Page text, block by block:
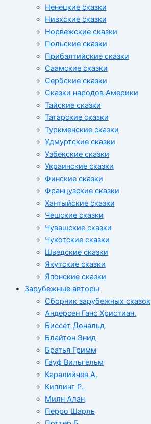
Ненецкие сказки
Нивхские сказки
Норвежские сказки
Польские сказки
Прибалтийские сказки
Cаамские сказки
Сербские сказки
Сказки народов Америки
Тайские сказки
Татарские сказки
Туркменские сказки
Удмуртские сказки
Узбекские сказки
Украинские сказки
Финские сказки
Французские сказки
Хантыйские сказки
Чешские сказки
Чувашские сказки
Чукотские сказки
Шведские сказки
Якутские сказки
Японские сказки
Зарубежные авторы
Сборник зарубежных сказок
Андерсен Ганс Христиан.
Биссет Дональд
Блайтон Энид
Братья Гримм
Гауф Вильгельм
Каралийчев А.
Киплинг Р.
Милн Алан
Перро Шарль